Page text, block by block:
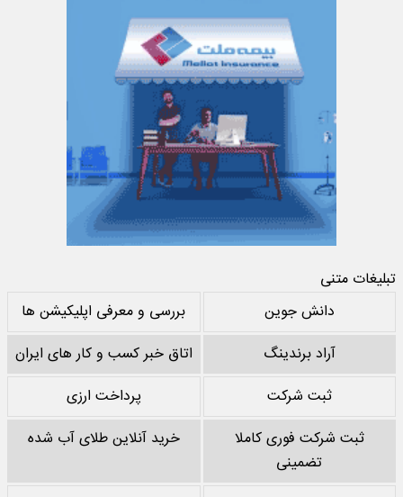
تبلیغات متنی
دانش جوین
بررسی و معرفی اپلیکیشن ها
آراد برندینگ
اتاق خبر کسب و کار های ایران
ثبت شرکت
پرداخت ارزی
ثبت شرکت فوری کاملا
تضمینی
خرید آنلاین طلای آب شده